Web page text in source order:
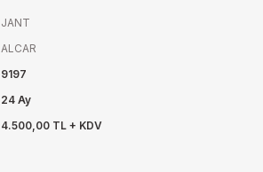
JANT
ALCAR
9197
24 Ay
4.500,00 TL + KDV